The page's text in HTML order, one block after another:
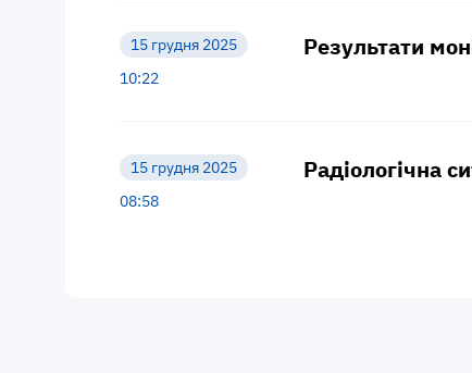
15 грудня 2025
10:22
Результати
15 грудня 2025
08:58
Радіологічна